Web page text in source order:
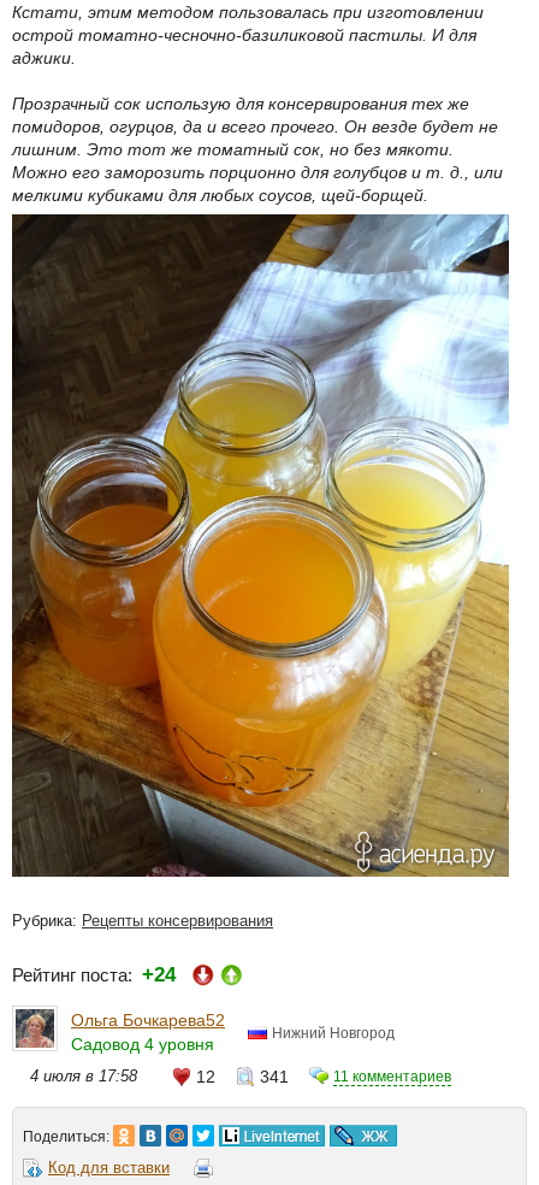
Кстати, этим методом пользовалась при изготовлении
острой томатно-чесночно-базиликовой пастилы. И для
аджики.
Прозрачный сок использую для консервирования тех же
помидоров, огурцов, да и всего прочего. Он везде будет не
лишним. Это тот же томатный сок, но без мякоти.
Можно его заморозить порционно для голубцов и т. д., или
мелкими кубиками для любых соусов, щей-борщей.
Рубрика: Рецепты консервирования
Рейтинг поста: +24
Ольга Бочкарева52
Садовод 4 уровня
Нижний Новгород
4 июля в 17:58 12 341 11 комментариев
Поделиться:
Код для вставки